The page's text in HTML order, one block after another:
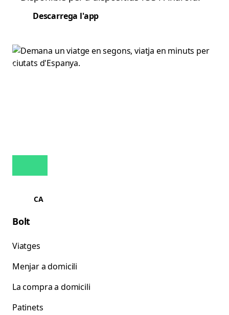
Descarrega l'app
CA
Bolt
Viatges
Menjar a domicili
La compra a domicili
Patinets